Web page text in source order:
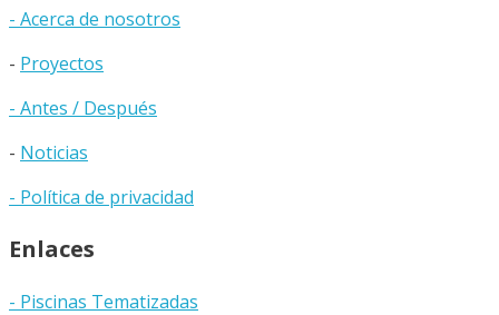
- Acerca de nosotros
- Proyectos
- Antes / Después
- Noticias
- Política de privacidad
Enlaces
- Piscinas Tematizadas